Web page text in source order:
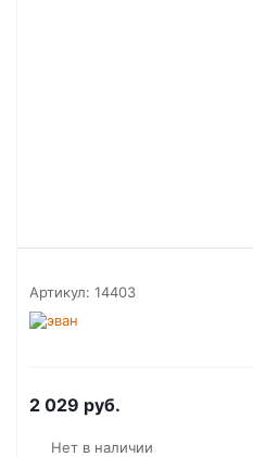
Артикул: 14403
2 029 руб.
Нет в наличии